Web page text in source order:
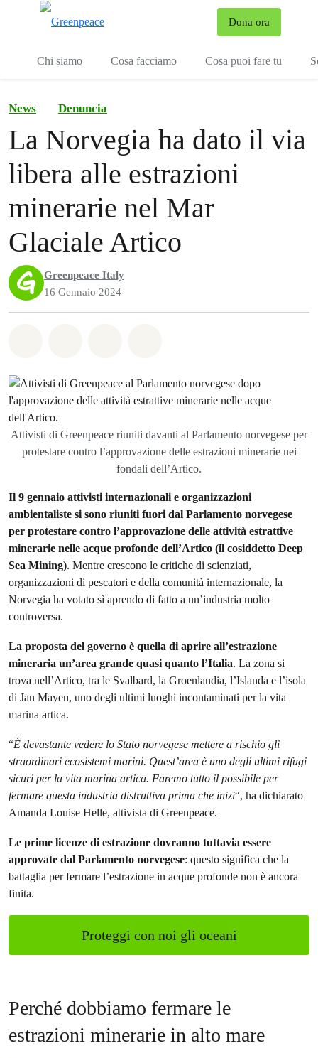
Dona ora
Chi siamo Cosa facciamo Cosa puoi fare tu
News Denuncia
La Norvegia ha dato il via
libera alle estrazioni
minerarie nel Mar
Glaciale Artico
Greenpeace Italy
16 Gennaio 2024
Attivisti di Greenpeace riuniti davanti al Parlamento norvegese per
protestare contro l’approvazione delle estrazioni minerarie nei
fondali dell’Artico.
Il 9 gennaio attivisti internazionali e organizzazioni
ambientaliste si sono riuniti fuori dal Parlamento norvegese
per protestare contro l’approvazione delle attività estrattive
minerarie nelle acque profonde dell’Artico (il cosiddetto Deep
Sea Mining). Mentre crescono le critiche di scienziati,
organizzazioni di pescatori e della comunità internazionale, la
Norvegia ha votato sì aprendo di fatto a un’industria molto
controversa.
La proposta del governo è quella di aprire all’estrazione
mineraria un’area grande quasi quanto l’Italia. La zona si
trova nell’Artico, tra le Svalbard, la Groenlandia, l’Islanda e l’isola
di Jan Mayen, uno degli ultimi luoghi incontaminati per la vita
marina artica.
“È devastante vedere lo Stato norvegese mettere a rischio gli
straordinari ecosistemi marini. Quest’area è uno degli ultimi rifugi
sicuri per la vita marina artica. Faremo tutto il possibile per
fermare questa industria distruttiva prima che inizi“, ha dichiarato
Amanda Louise Helle, attivista di Greenpeace.
Le prime licenze di estrazione dovranno tuttavia essere
approvate dal Parlamento norvegese: questo significa che la
battaglia per fermare l’estrazione in acque profonde non è ancora
finita.
Proteggi con noi gli oceani
Perché dobbiamo fermare le
estrazioni minerarie in alto mare